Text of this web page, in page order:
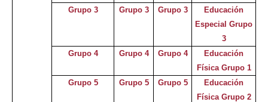
Grupo 3
Grupo 3 Grupo 3
Educación
Especial Grupo
3
Grupo 4
Grupo 4 Grupo 4
Educación
Física Grupo 1
Grupo 5
Grupo 5 Grupo 5
Educación
Física Grupo 2